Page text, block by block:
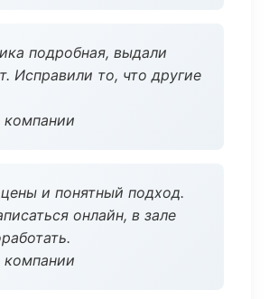
подробная, выдали
Исправили то, что другие
и понятный подход.
онлайн, в зале